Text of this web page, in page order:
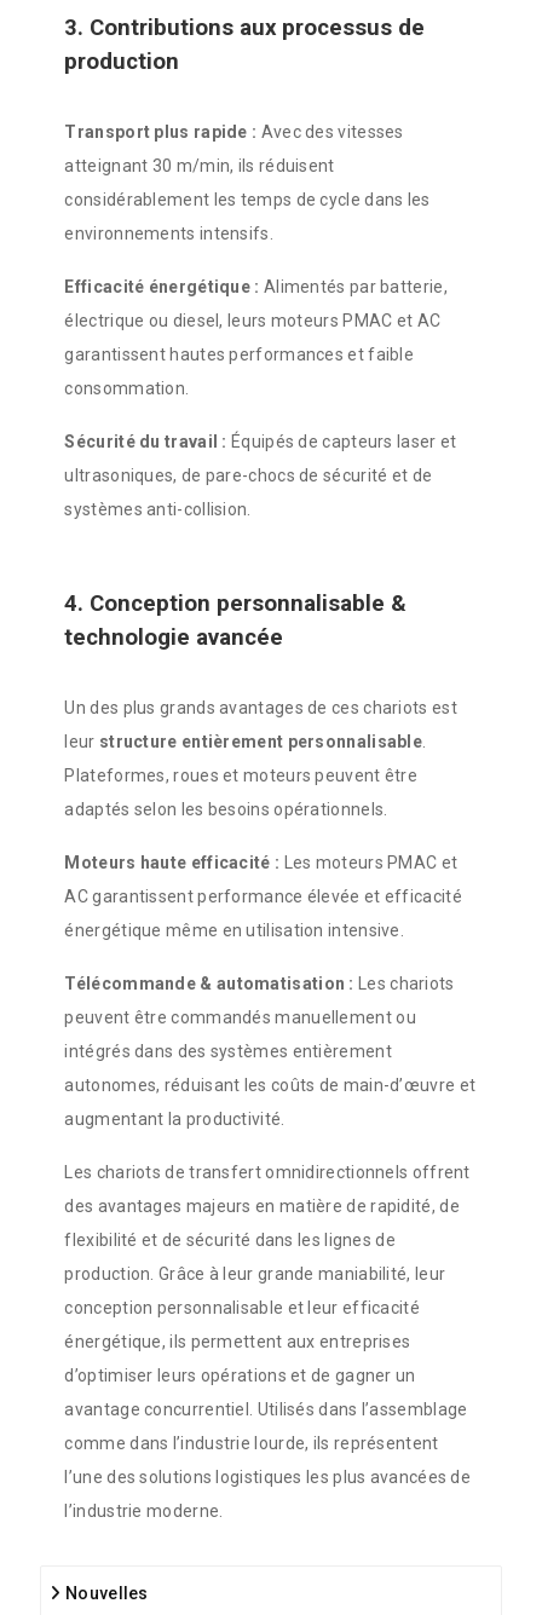
3. Contributions aux processus de
production
Transport plus rapide : Avec des vitesses
atteignant 30 m/min, ils réduisent
considérablement les temps de cycle dans les
environnements intensifs.
Efficacité énergétique : Alimentés par batterie,
électrique ou diesel, leurs moteurs PMAC et AC
garantissent hautes performances et faible
consommation.
Sécurité du travail : Équipés de capteurs laser et
ultrasoniques, de pare-chocs de sécurité et de
systèmes anti-collision.
4. Conception personnalisable &
technologie avancée
Un des plus grands avantages de ces chariots est
leur structure entièrement personnalisable
Plateformes, roues et moteurs peuvent être
adaptés selon les besoins opérationnels.
Moteurs haute efficacité : Les moteurs PMAC et
AC garantissent performance élevée et efficacité
énergétique même en utilisation intensive.
Télécommande & automatisation :
Les chariots
peuvent être commandés manuellement ou
intégrés dans des systèmes entièrement
autonomes, réduisant les coûts de main-d’œuvre et
augmentant la productivité.
Les chariots de transfert omnidirectionnels offrent
des avantages majeurs en matière de rapidité, de
flexibilité et de sécurité dans les lignes de
production. Grâce à leur grande maniabilité, leur
conception personnalisable et leur efficacité
énergétique, ils permettent aux entreprises
d’optimiser leurs opérations et de gagner un
avantage concurrentiel. Utilisés dans l’assemblage
comme dans l’industrie lourde, ils représentent
l’une des solutions logistiques les plus avancées de
l’industrie moderne.
Nouvelles